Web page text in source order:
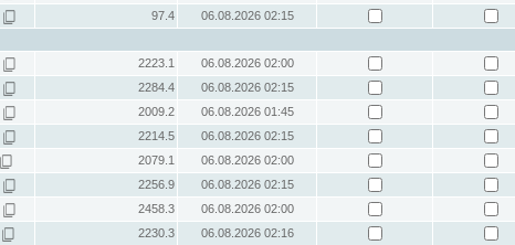
97.4
06.08.2026 02:15
2223.1
06.08.2026 02:00
2284.4
06.08.2026 02:15
2009.2
06.08.2026 01:45
2214.5
06.08.2026 02:15
2079.1
06.08.2026 02:00
2256.9
06.08.2026 02:15
2458.3
06.08.2026 02:00
2230.3
06.08.2026 02:16